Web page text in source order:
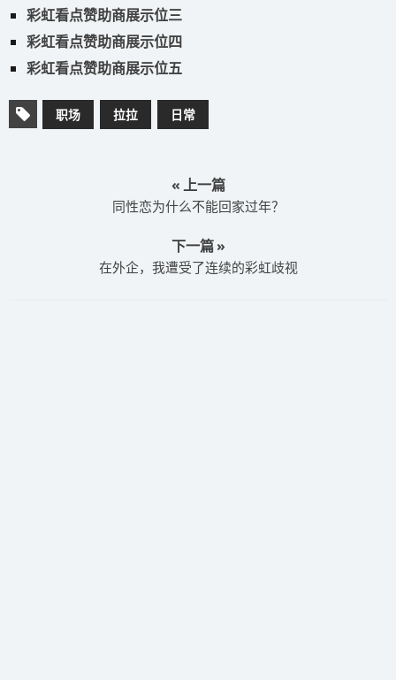
彩虹看点赞助商展示位三
彩虹看点赞助商展示位四
彩虹看点赞助商展示位五
职场 拉拉 日常
« 上一篇
同性恋为什么不能回家过年？
下一篇 »
在外企，我遭受了连续的彩虹歧视